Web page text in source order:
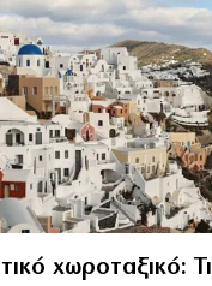
χωροταξικό: Τι